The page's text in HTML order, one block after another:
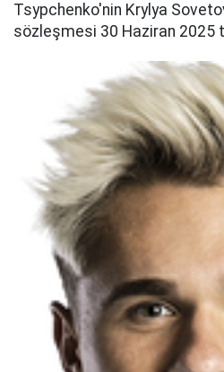
Tsypchenko'nin Krylya
sözleşmesi 30 Haziran 2025